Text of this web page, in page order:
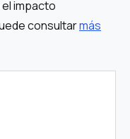
impacto
consultarmás